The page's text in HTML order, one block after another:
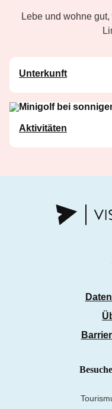
Lebe und wohne
Unterkunft
Aktivitäten